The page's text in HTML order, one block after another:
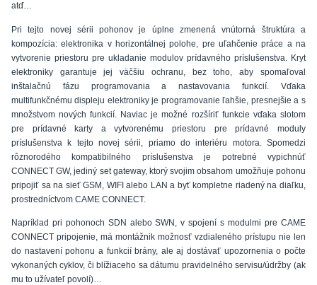
atď…
Pri tejto novej sérii pohonov je úplne zmenená vnútorná štruktúra a
kompozícia: elektronika v horizontálnej polohe, pre uľahčenie práce a na
vytvorenie priestoru pre ukladanie modulov prídavného príslušenstva. Kryt
elektroniky garantuje jej väčšiu ochranu, bez toho, aby spomaľoval
inštalačnú fázu programovania a nastavovania funkcií. Vďaka
multifunkčnému displeju elektroniky je programovanie ľahšie, presnejšie a s
množstvom nových funkcií. Naviac je možné rozšíriť funkcie vďaka slotom
pre prídavné karty a vytvorenému priestoru pre prídavné moduly
príslušenstva k tejto novej sérii, priamo do interiéru motora. Spomedzi
rôznorodého kompatibilného príslušenstva je potrebné vypichnúť
CONNECT GW, jediný set gateway, ktorý svojim obsahom umožňuje pohonu
pripojiť sa na sieť GSM, WIFI alebo LAN a byť kompletne riadený na diaľku,
prostredníctvom CAME CONNECT.
Napríklad pri pohonoch SDN alebo SWN, v spojení s modulmi pre CAME
CONNECT pripojenie, má montážnik možnosť vzdialeného prístupu nie len
do nastavení pohonu a funkcií brány, ale aj dostávať upozornenia o počte
vykonaných cyklov, či blížiaceho sa dátumu pravidelného servisu/údržby (ak
mu to užívateľ povolí)…